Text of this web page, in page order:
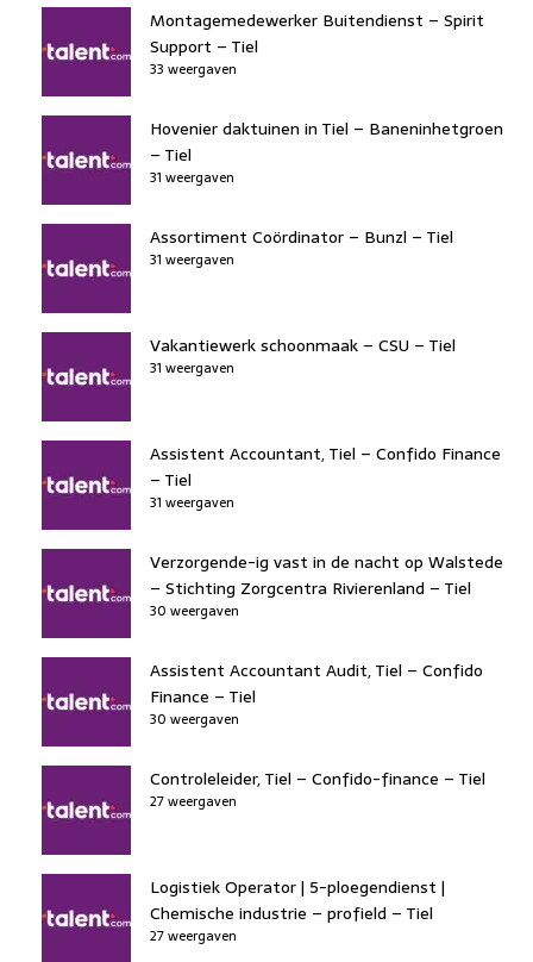
Montagemedewerker Buitendienst – Spirit
Support – Tiel
33 weergaven
Hovenier daktuinen in Tiel – Baneninhetgroen
– Tiel
31 weergaven
Assortiment Coördinator – Bunzl – Tiel
31 weergaven
Vakantiewerk schoonmaak – CSU – Tiel
31 weergaven
Assistent Accountant, Tiel – Confido Finance
– Tiel
31 weergaven
Verzorgende-ig vast in de nacht op Walstede
– Stichting Zorgcentra Rivierenland – Tiel
30 weergaven
Assistent Accountant Audit, Tiel – Confido
Finance – Tiel
30 weergaven
Controleleider, Tiel – Confido-finance – Tiel
27 weergaven
Logistiek Operator | 5-ploegendienst |
Chemische industrie – profield – Tiel
27 weergaven